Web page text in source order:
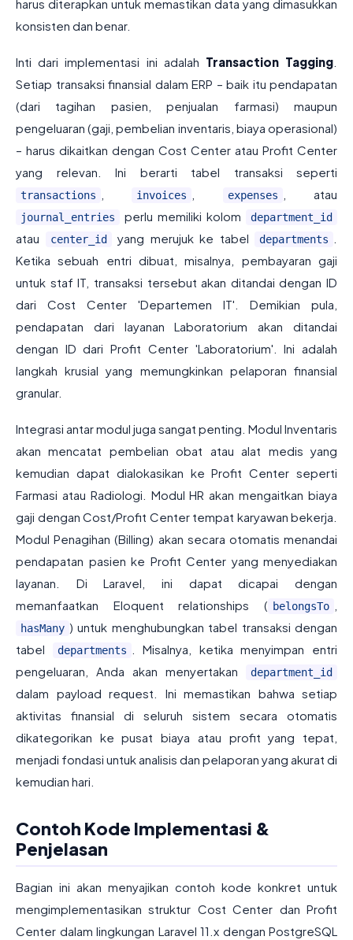
harus diterapkan untuk memastikan data yang dimasukkan
konsisten dan benar.
Inti dari implementasi ini adalah Transaction Tagging
Setiap transaksi finansial dalam ERP – baik itu pendapatan
(dari tagihan pasien, penjualan farmasi) maupun
pengeluaran (gaji, pembelian inventaris, biaya operasional)
– harus dikaitkan dengan Cost Center atau Profit Center
yang relevan. Ini berarti tabel transaksi seperti
transactions invoices expenses , atau
journal_entries perlu memiliki kolom department_id
atau center_id yang merujuk ke tabel departments
Ketika sebuah entri dibuat, misalnya, pembayaran gaji
untuk staf IT, transaksi tersebut akan ditandai dengan ID
dari Cost Center 'Departemen IT'. Demikian pula,
pendapatan dari layanan Laboratorium akan ditandai
dengan ID dari Profit Center 'Laboratorium'. Ini adalah
langkah krusial yang memungkinkan pelaporan finansial
granular.
Integrasi antar modul juga sangat penting. Modul Inventaris
akan mencatat pembelian obat atau alat medis yang
kemudian dapat dialokasikan ke Profit Center seperti
Farmasi atau Radiologi. Modul HR akan mengaitkan biaya
gaji dengan Cost/Profit Center tempat karyawan bekerja.
Modul Penagihan (Billing) akan secara otomatis menandai
pendapatan pasien ke Profit Center yang menyediakan
layanan. Di Laravel, ini dapat dicapai dengan
memanfaatkan Eloquent relationships ( belongsTo
hasMany ) untuk menghubungkan tabel transaksi dengan
tabel
departments
. Misalnya, ketika menyimpan entri
pengeluaran, Anda akan menyertakan
department_id
dalam payload request. Ini memastikan bahwa setiap
aktivitas finansial di seluruh sistem secara otomatis
dikategorikan ke pusat biaya atau profit yang tepat,
menjadi fondasi untuk analisis dan pelaporan yang akurat di
kemudian hari.
Contoh Kode Implementasi &
Penjelasan
Bagian ini akan menyajikan contoh kode konkret untuk
mengimplementasikan struktur Cost Center dan Profit
Center dalam lingkungan Laravel 11.x dengan PostgreSQL